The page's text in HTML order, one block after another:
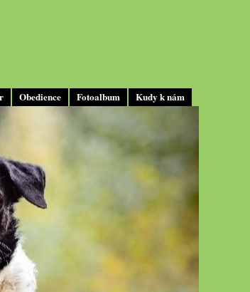
Obedience Fotoalbum Kudy k nám